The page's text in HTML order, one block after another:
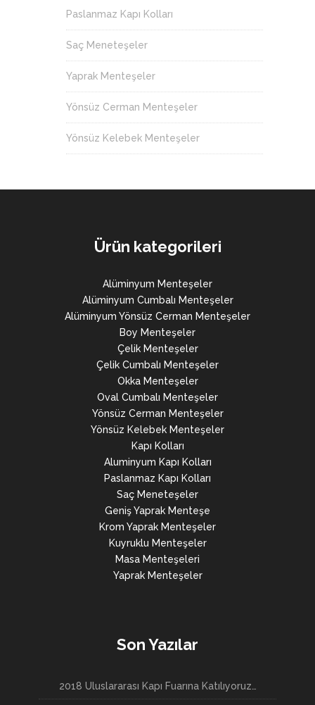
Paslanmaz Kapı Kolları
Saç Meneteşeler
Yaprak Menteşeler
Yönsüz Cerman Menteşeler
Yönsüz Kelebek Menteşeler
Ürün kategorileri
Alüminyum Menteşeler
Alüminyum Cumbalı Menteşeler
Alüminyum Yönsüz Cerman Menteşeler
Boy Menteşeler
Çelik Menteşeler
Çelik Cumbalı Menteşeler
Okka Menteşeler
Oval Cumbalı Menteşeler
Yönsüz Cerman Menteşeler
Yönsüz Kelebek Menteşeler
Kapı Kolları
Aluminyum Kapı Kolları
Paslanmaz Kapı Kolları
Saç Meneteşeler
Geniş Yaprak Menteşe
Krom Yaprak Menteşeler
Kuyruklu Menteşeler
Masa Menteşeleri
Yaprak Menteşeler
Son Yazılar
2018 Uluslararası Kapı Fuarına Katılıyoruz…